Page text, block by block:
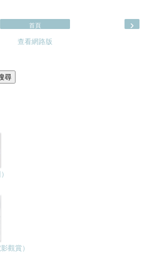
›
首頁
查看網路版
觀賞）